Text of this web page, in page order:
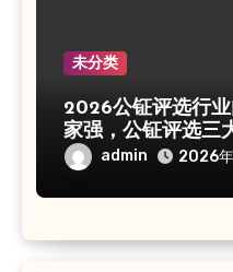
未分类
2026公钲评选行
家强，公钲评选三
admin 2026